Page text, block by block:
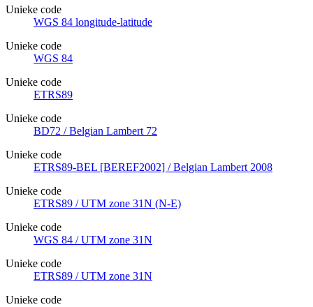
Unieke code
WGS 84 longitude-latitude
Unieke code
WGS 84
Unieke code
ETRS89
Unieke code
BD72 / Belgian Lambert 72
Unieke code
ETRS89-BEL [BEREF2002] / Belgian Lambert 2008
Unieke code
ETRS89 / UTM zone 31N (N-E)
Unieke code
WGS 84 / UTM zone 31N
Unieke code
ETRS89 / UTM zone 31N
Unieke code